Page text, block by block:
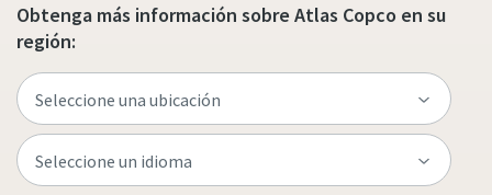
Obtenga más información sobre Atlas Copco en su
región: